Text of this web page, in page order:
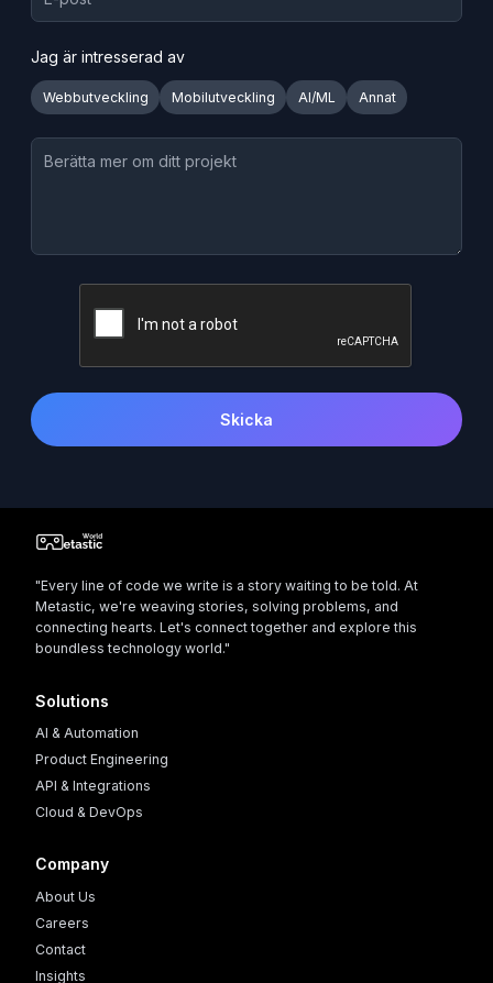
Jag är intresserad av
Webbutveckling Mobilutveckling AI/ML Annat
Skicka
"Every line of code we write is a story waiting to be told. At
Metastic, we're weaving stories, solving problems, and
connecting hearts. Let's connect together and explore this
boundless technology world."
Solutions
AI & Automation
Product Engineering
API & Integrations
Cloud & DevOps
Company
About Us
Careers
Contact
Insights